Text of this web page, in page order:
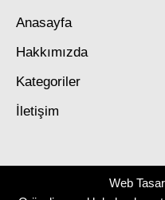
Anasayfa
Hakkımızda
Kategoriler
İletişim
Web